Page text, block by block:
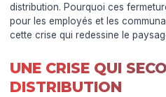
distribution. Pourquoi ces
pour les employés et les
cette crise qui redessine le
UNE CRISE QUI
DISTRIBUTION